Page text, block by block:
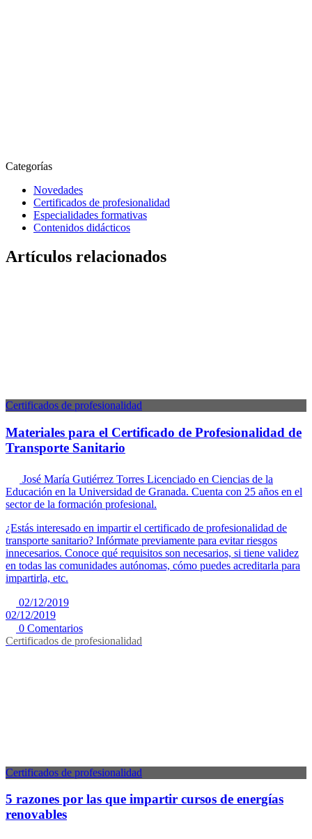
Categorías
Novedades
Certificados de profesionalidad
Especialidades formativas
Contenidos didácticos
Artículos relacionados
Certificados de profesionalidad
Materiales para el Certificado de Profesionalidad de
Transporte Sanitario
José María Gutiérrez Torres Licenciado en Ciencias de la
Educación en la Universidad de Granada. Cuenta con 25 años en el
sector de la formación profesional.
¿Estás interesado en impartir el certificado de profesionalidad de
transporte sanitario? Infórmate previamente para evitar riesgos
innecesarios. Conoce qué requisitos son necesarios, si tiene validez
en todas las comunidades autónomas, cómo puedes acreditarla para
impartirla, etc.
02/12/2019
02/12/2019
0 Comentarios
Certificados de profesionalidad
Certificados de profesionalidad
5 razones por las que impartir cursos de energías
renovables